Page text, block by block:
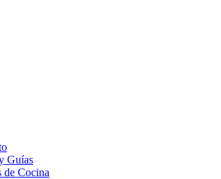
Guías
de Cocina